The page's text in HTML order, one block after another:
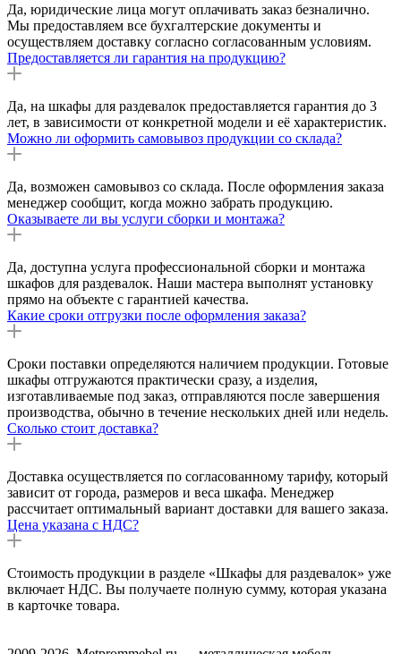
Да, юридические лица могут оплачивать заказ безналично.
Мы предоставляем все бухгалтерские документы и
осуществляем доставку согласно согласованным условиям.
Предоставляется ли гарантия на продукцию?
Да, на шкафы для раздевалок предоставляется гарантия до 3
лет, в зависимости от конкретной модели и её характеристик.
Можно ли оформить самовывоз продукции со склада?
Да, возможен самовывоз со склада. После оформления заказа
менеджер сообщит, когда можно забрать продукцию.
Оказываете ли вы услуги сборки и монтажа?
Да, доступна услуга профессиональной сборки и монтажа
шкафов для раздевалок. Наши мастера выполнят установку
прямо на объекте с гарантией качества.
Какие сроки отгрузки после оформления заказа?
Сроки поставки определяются наличием продукции. Готовые
шкафы отгружаются практически сразу, а изделия,
изготавливаемые под заказ, отправляются после завершения
производства, обычно в течение нескольких дней или недель.
Сколько стоит доставка?
Доставка осуществляется по согласованному тарифу, который
зависит от города, размеров и веса шкафа. Менеджер
рассчитает оптимальный вариант доставки для вашего заказа.
Цена указана с НДС?
Стоимость продукции в разделе «Шкафы для раздевалок» уже
включает НДС. Вы получаете полную сумму, которая указана
в карточке товара.